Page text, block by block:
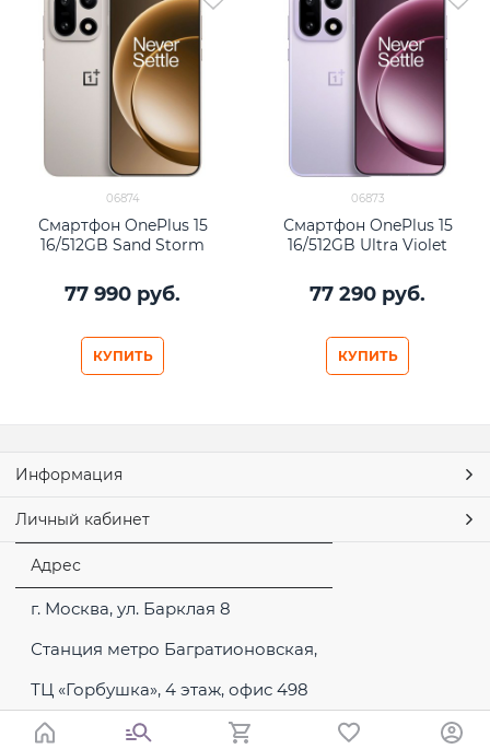
06874
Смартфон OnePlus 15
16/512GB Sand Storm
77 990 руб.
КУПИТЬ
06873
Смартфон OnePlus 15
16/512GB Ultra Violet
77 290 руб.
КУПИТЬ
Информация
Личный кабинет
Адрес
г. Москва, ул. Барклая 8
Станция метро Багратионовская,
ТЦ «Горбушка», 4 этаж, офис 498